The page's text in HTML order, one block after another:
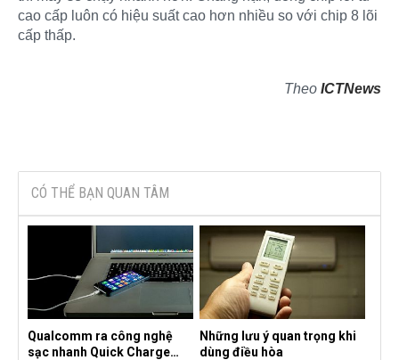
cao cấp luôn có hiệu suất cao hơn nhiều so với chip 8 lõi
cấp thấp.
Theo ICTNews
CÓ THỂ BẠN QUAN TÂM
Qualcomm ra công nghệ
sạc nhanh Quick Charge
Những lưu ý quan trọng khi
dùng điều hòa